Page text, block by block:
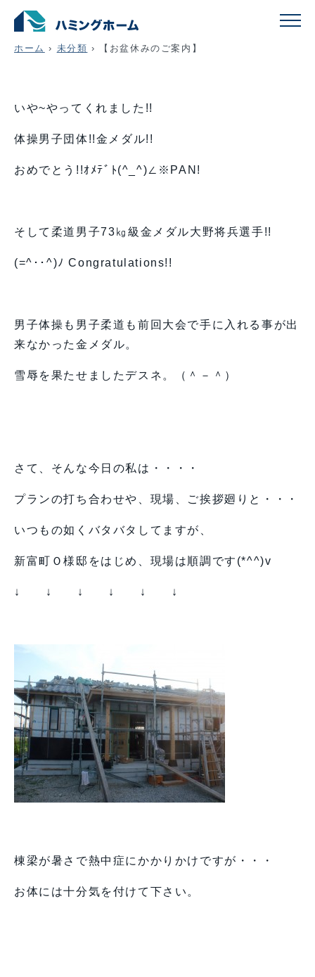
【お盆休みのご案内】
ホーム › 未分類 › 【お盆休みのご案内】
いや~やってくれました!!
体操男子団体!!金メダル!!
おめでとう!!ｵﾒﾃﾞﾄ(^_^)∠※PAN!
そして柔道男子73㎏級金メダル大野将兵選手!!
(=^･･^)ﾉ Congratulations!!
男子体操も男子柔道も前回大会で手に入れる事が出
来なかった金メダル。
雪辱を果たせましたデスネ。（＾－＾）
さて、そんな今日の私は・・・・
プランの打ち合わせや、現場、ご挨拶廻りと・・・
いつもの如くバタバタしてますが、
新富町Ｏ様邸をはじめ、現場は順調です(*^^)v
↓ ↓ ↓ ↓ ↓ ↓
棟梁が暑さで熱中症にかかりかけですが・・・
お体には十分気を付けて下さい。